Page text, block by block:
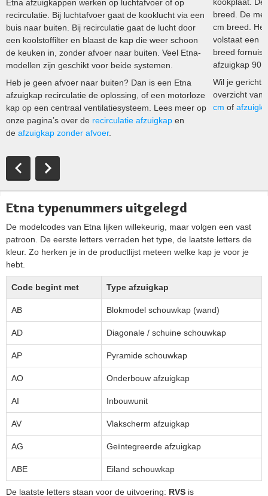
Etna afzuigkappen werken op luchtafvoer of op
recirculatie. Bij luchtafvoer gaat de kooklucht via een
buis naar buiten. Bij recirculatie gaat de lucht door
een koolstoffilter en blaast de kap die weer schoon
de keuken in, zonder afvoer naar buiten. Veel Etna-
modellen zijn geschikt voor beide systemen.
Heb je geen afvoer naar buiten? Dan is een Etna
afzuigkap recirculatie de oplossing, of een motorloze
kap op een centraal ventilatiesysteem. Lees meer op
onze pagina’s over de recirculatie afzuigkap en
de afzuigkap zonder afvoer.
breed. De
cm breed.
volstaat een
breed fornuis
afzuigkap 90
Wil je gericht
overzicht van
cm of
Etna typenummers uitgelegd
De modelcodes van Etna lijken willekeurig, maar volgen een vast
patroon. De eerste letters verraden het type, de laatste letters de
kleur. Zo herken je in de productlijst meteen welke kap je voor je
hebt.
Code begint met Type afzuigkap
AB Blokmodel schouwkap (wand)
AD Diagonale / schuine schouwkap
AP Pyramide schouwkap
AO Onderbouw afzuigkap
AI Inbouwunit
AV Vlakscherm afzuigkap
AG Geïntegreerde afzuigkap
ABE Eiland schouwkap
De laatste letters staan voor de uitvoering: RVS is